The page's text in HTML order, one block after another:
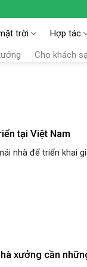
trời Hợp tác
Cho khách
tại Việt Nam
nhà để triển khai
xưởng cần